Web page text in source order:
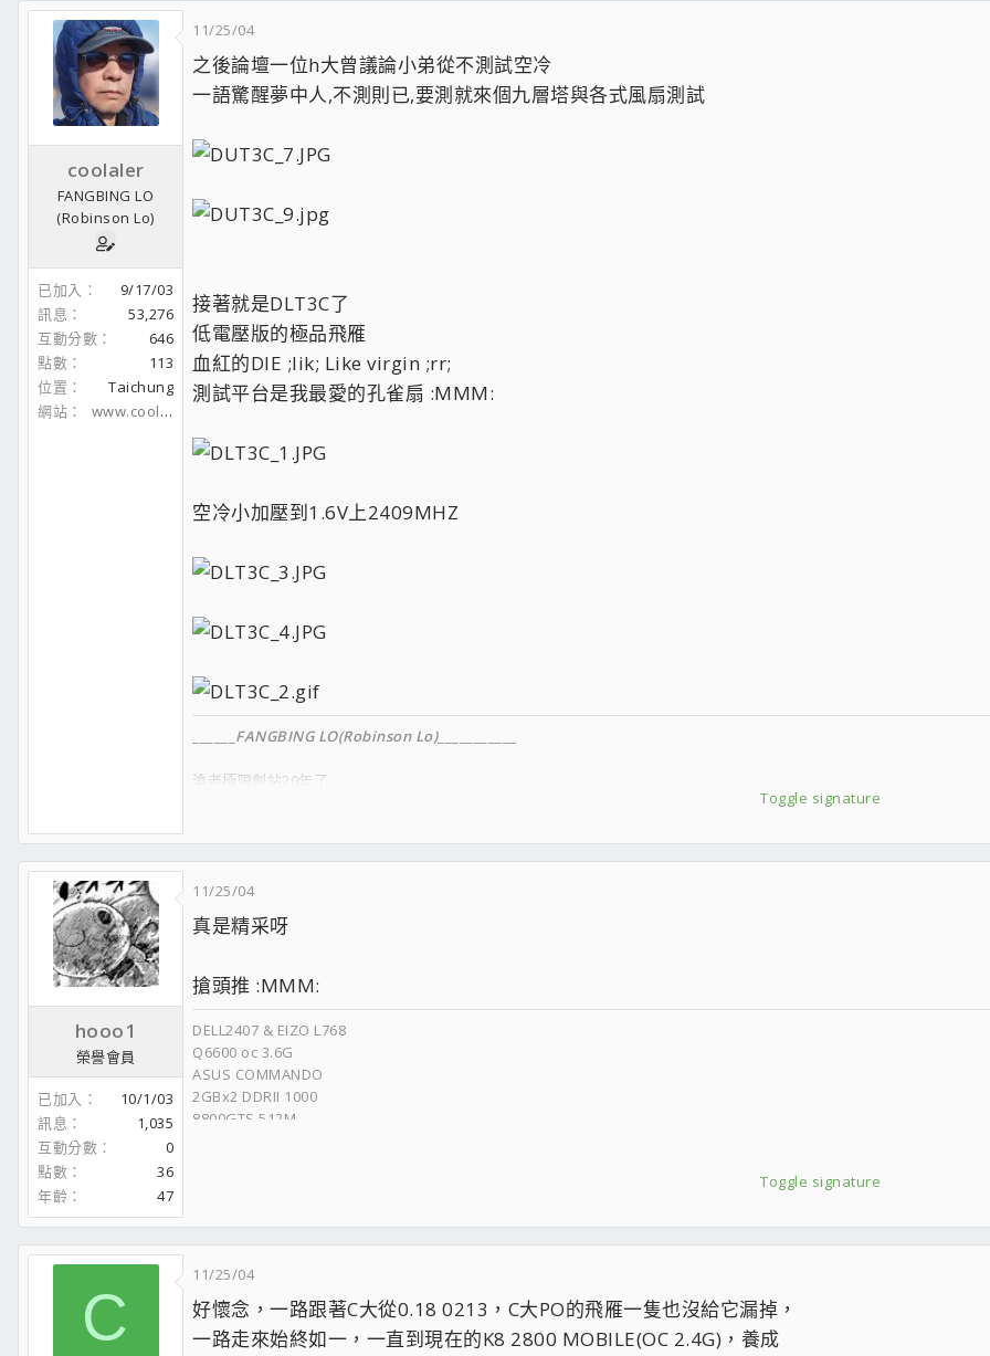
coolaler
FANGBING LO
(Robinson Lo)
已加入
9/17/03
訊息
53,276
互動分數
646
點數
113
位置
Taichung
網站
www.coolaler.com
11/25/04
之後論壇一位h大曾議論小弟從不測試空冷
一語驚醒夢中人,不測則已,要測就來個九層塔與各式風扇測試
接著就是DLT3C了
低電壓版的極品飛雁
血紅的DIE ;lik; Like virgin ;rr;
測試平台是我最愛的孔雀扇 :MMM:
空冷小加壓到1.6V上2409MHZ
Toggle signature
FANGBING LO(Robinson Lo)___________
滄者極限創站20年了....
FACEBOOK
__________________
hooo1
榮譽會員
已加入
10/1/03
訊息
1,035
互動分數
0
點數
36
年齡
47
11/25/04
真是精采呀
搶頭推 :MMM:
Toggle signature
DELL2407 & EIZO L768
Q6600 oc 3.6G
ASUS COMMANDO
2GBx2 DDRII 1000
8800GTS 512M
C
11/25/04
好懷念，一路跟著C大從0.18 0213，C大PO的飛雁一隻也沒給它漏掉，
一路走來始終如一，一直到現在的K8 2800 MOBILE(OC 2.4G)，養成